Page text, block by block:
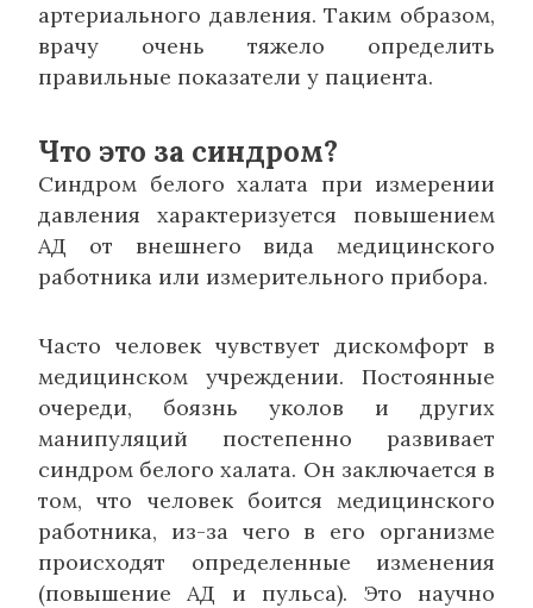
артериального давления. Таким образом,
врачу очень тяжело определить
правильные показатели у пациента.
Что это за синдром?
Синдром белого халата при измерении
давления характеризуется повышением
АД от внешнего вида медицинского
работника или измерительного прибора.
Часто человек чувствует дискомфорт в
медицинском учреждении. Постоянные
очереди, боязнь уколов и других
манипуляций постепенно развивает
синдром белого халата. Он заключается в
том, что человек боится медицинского
работника, из-за чего в его организме
происходят определенные изменения
(повышение АД и пульса). Это научно